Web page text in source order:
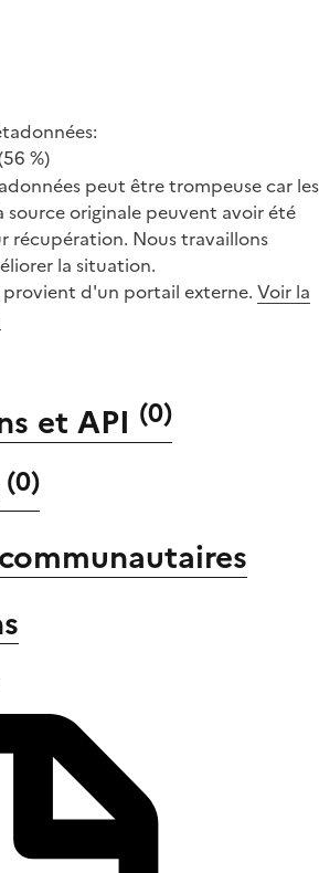
%)
peut être trompeuse car les
source originale peuvent avoir été
récupération. Nous travaillons
la situation.
provient d'un portail externe. Voir la
et API (0)
(0)